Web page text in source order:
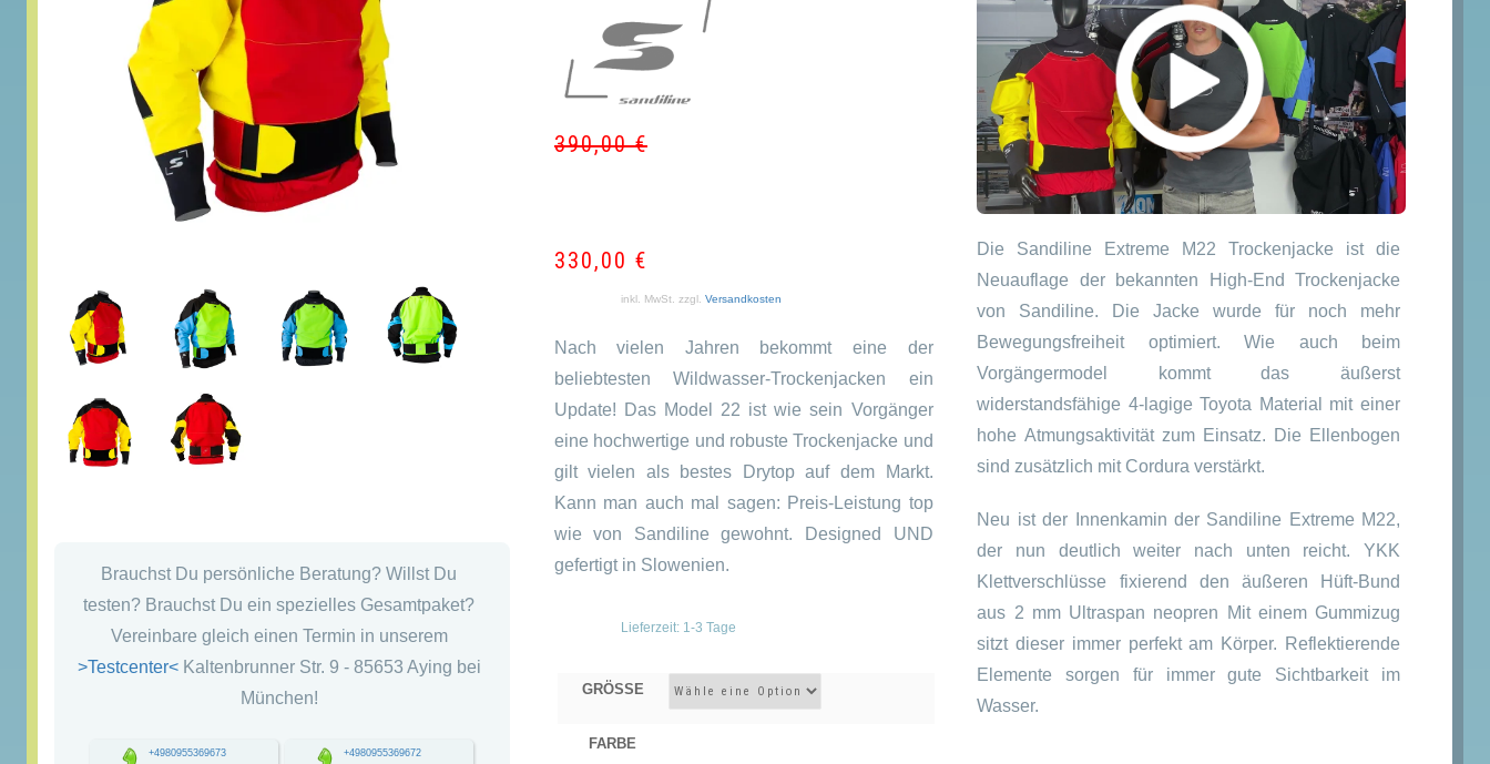
Brauchst Du persönliche Beratung? Willst Du
testen? Brauchst Du ein spezielles Gesamtpaket?
Vereinbare gleich einen Termin in unserem
>Testcenter< Kaltenbrunner Str. 9 - 85653 Aying bei
München!
+4980955369673 +4980955369672
390,00€
Ursprünglicher
390,00 €
330,00 €
Aktueller
330,00 €.
inkl. MwSt. zzgl. Versandkosten
Nach vielen Jahren bekommt eine der
beliebtesten Wildwasser-Trockenjacken ein
Update! Das Model 22 ist wie sein Vorgänger
eine hochwertige und robuste Trockenjacke und
gilt vielen als bestes Drytop auf dem Markt.
Kann man auch mal sagen: Preis-Leistung top
wie von Sandiline gewohnt. Designed UND
gefertigt in Slowenien.
Lieferzeit: 1-3 Tage
GRÖSSE
FARBE
Die Sandiline Extreme M22 Trockenjacke ist die
Neuauflage der bekannten High-End Trockenjacke
von Sandiline. Die Jacke wurde für noch mehr
Bewegungsfreiheit optimiert. Wie auch beim
Vorgängermodel kommt das äußerst
widerstandsfähige 4-lagige Toyota Material mit einer
hohe Atmungsaktivität zum Einsatz. Die Ellenbogen
sind zusätzlich mit Cordura verstärkt.
Neu ist der Innenkamin der Sandiline Extreme M22,
der nun deutlich weiter nach unten reicht. YKK
Klettverschlüsse fixierend den äußeren Hüft-Bund
aus 2 mm Ultraspan neopren Mit einem Gummizug
sitzt dieser immer perfekt am Körper. Reflektierende
Elemente sorgen für immer gute Sichtbarkeit im
Wasser.